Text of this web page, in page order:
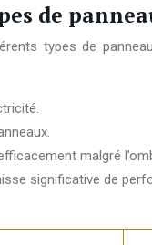
de
types de
malgré
significative de